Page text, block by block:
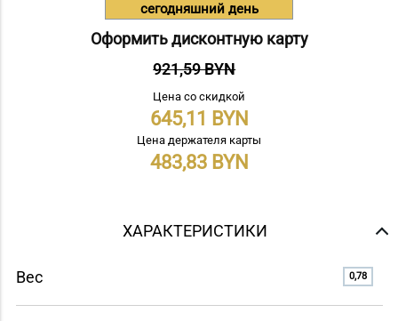
сегодняшний день
Оформить дисконтную карту
921,59 BYN
Цена со скидкой
645,11
Цена держателя карты
483,83
ХАРАКТЕРИСТИКИ
Вес 0,78